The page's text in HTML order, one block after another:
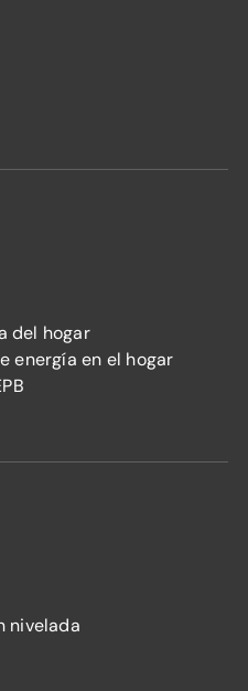
del hogar
energía en el hogar
nivelada